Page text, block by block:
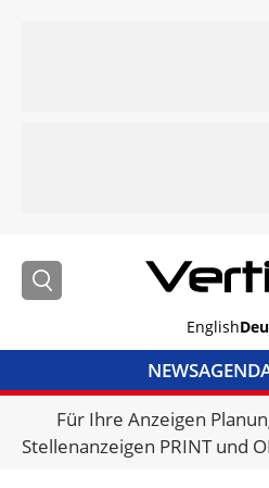
English
NEWS
Für Ihre Anzeigen
Stellenanzeigen PRINT und